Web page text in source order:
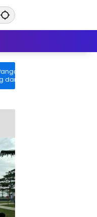
Desak Bangkai
Batu Bara
Soroti Buruknya